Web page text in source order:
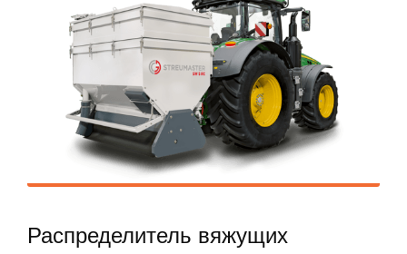
Распределитель вяжущих